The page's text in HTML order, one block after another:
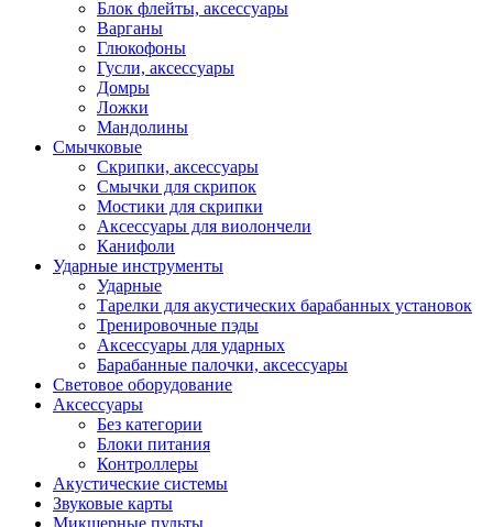
Блок флейты, аксессуары
Варганы
Глюкофоны
Гусли, аксессуары
Домры
Ложки
Мандолины
Смычковые
Скрипки, аксессуары
Смычки для скрипок
Мостики для скрипки
Аксессуары для виолончели
Канифоли
Ударные инструменты
Ударные
Тарелки для акустических барабанных установок
Тренировочные пэды
Аксессуары для ударных
Барабанные палочки, аксессуары
Световое оборудование
Аксессуары
Без категории
Блоки питания
Контроллеры
Акустические системы
Звуковые карты
Микшерные пульты